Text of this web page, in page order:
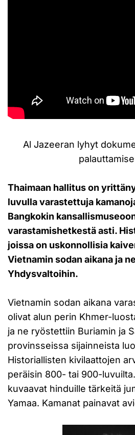
Al Jazeeran lyhyt
Thaimaan hallitus on
luvulla varastettuja
Bangkokin
varastamishetkestä asti.
joissa on uskonnollisia
Vietnamin sodan aikana ja
Yhdysvaltoihin.
Vietnamin sodan aikana
olivat alun perin Khmer-
ja ne ryöstettiin Buriamin ja
provinsseissa sijainneista
Historiallisten kivilaattojen
peräisin 800- tai 900-
kuvaavat hinduille tärkeitä
Yamaa. Kamanat painavat